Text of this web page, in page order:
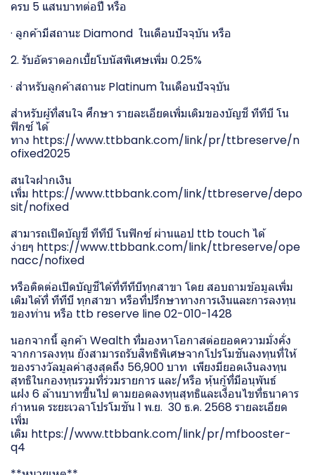
ครบ 5 แสนบาทต่อปี หรือ
· ลูกค้ามีสถานะ Diamond ในเดือนปัจจุบัน หรือ
2. รับอัตราดอกเบี้ยโบนัสพิเศษเพิ่ม 0.25%
· สำหรับลูกค้าสถานะ Platinum ในเดือนปัจจุบัน
สำหรับผู้ที่สนใจ ศึกษา รายละเอียดเพิ่มเติมของบัญชี ทีทีบี โน
ฟิกซ์ ได้
ทาง https://www.ttbbank.com/link/pr/ttbreserve/n
ofixed2025
สนใจฝากเงิน
เพิ่ม https://www.ttbbank.com/link/ttbreserve/depo
sit/nofixed
สามารถเปิดบัญชี ทีทีบี โนฟิกซ์ ผ่านแอป ttb touch ได้
ง่ายๆ https://www.ttbbank.com/link/ttbreserve/ope
nacc/nofixed
หรือติดต่อเปิดบัญชีได้ที่ทีทีบีทุกสาขา โดย สอบถามข้อมูลเพิ่ม
เติมได้ที่ ทีทีบี ทุกสาขา หรือที่ปรึกษาทางการเงินและการลงทุน
ของท่าน หรือ ttb reserve line 02-010-1428
นอกจากนี้ ลูกค้า Wealth ที่มองหาโอกาสต่อยอดความมั่งคั่ง
จากการลงทุน ยังสามารถรับสิทธิพิเศษจากโปรโมชันลงทุนที่ให้
ของรางวัลมูลค่าสูงสุดถึง 56,900 บาท เพียงมียอดเงินลงทุน
สุทธิในกองทุนรวมที่ร่วมรายการ และ/หรือ หุ้นกู้ที่มีอนุพันธ์
แฝง 6 ล้านบาทขึ้นไป ตามยอดลงทุนสุทธิและเงื่อนไขที่ธนาคาร
กำหนด ระยะเวลาโปรโมชัน 1 พ.ย. 30 ธ.ค. 2568 รายละเอียด
เพิ่ม
เติม https://www.ttbbank.com/link/pr/mfbooster-
q4